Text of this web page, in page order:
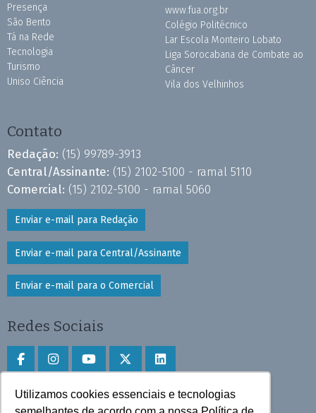
Utilizamos cookies essenciais e tecnologias
Presença
São Bento
Tá na Rede
Tecnologia
Turismo
Uniso Ciência
www.fua.org.br
Colégio Politécnico
Lar Escola Monteiro Lobato
Liga Sorocabana de Combate ao
Câncer
Vila dos Velhinhos
Contato
Redação: (15) 99789-3913
Central/Assinante: (15) 2102-5100 - ramal 5110
Comercial: (15) 2102-5100 - ramal 5060
Enviar e-mail para Redação
Enviar e-mail para Central/Assinante
Enviar e-mail para o Comercial
Redes Sociais
Faça download do aplicativo